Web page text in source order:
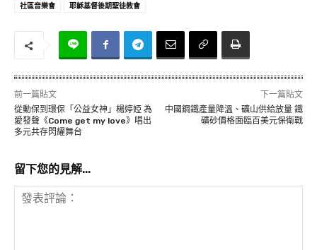
社區音樂會
耶穌基督後期聖徒教會
前一篇貼文
從動保到環保「公益女神」楊婷婭 為
愛發聲《Come get my love》唱出
多元共存閃耀舞台
下一篇貼文
中國鋼鐵產量降溫、礦山供給放量 鐵
礦砂價格面臨百美元保衛戰
留下您的見解...